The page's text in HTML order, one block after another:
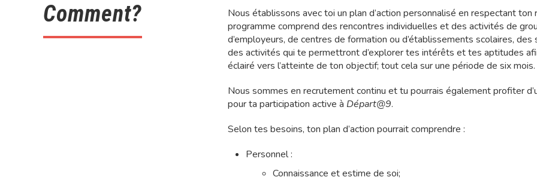
Comment?
Nous établissons avec toi un plan d’action personnalisé en respectant
programme comprend des rencontres individuelles et des activités de
d’employeurs, de centres de formation ou d’établissements scolaires,
des activités qui te permettront d’explorer tes intérêts et tes aptitudes
éclairé vers l’atteinte de ton objectif; tout cela sur une période de six mois.
Nous sommes en recrutement continu et tu pourrais également profiter
pour ta participation active à Départ@9.
Selon tes besoins, ton plan d’action pourrait comprendre :
Personnel :
Connaissance et estime de soi;